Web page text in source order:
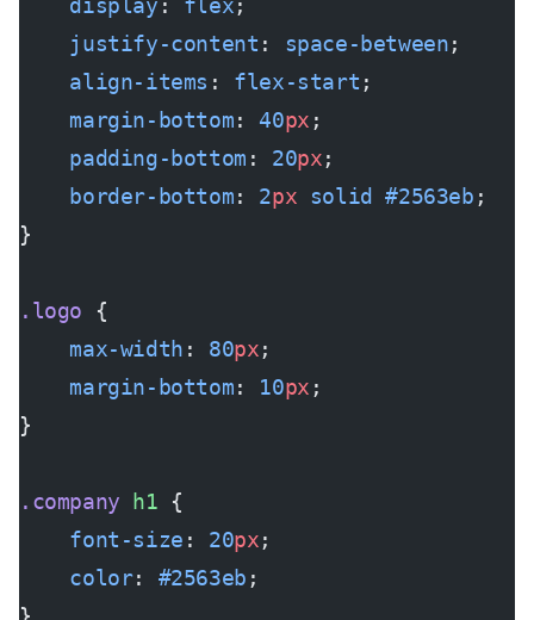
    display
: flex;
    justify-content
: space-between;
    align-items
: flex-start ;
    margin-bottom
: 40px ;
    padding-bottom
: 20px;
    border-bottom
: 2px solid #2563eb ;
}
.logo {
    max-width
: 80px;
    margin-bottom
: 10px ;
}
.company h1 {
    font-size
: 20px;
    color
: #2563eb ;